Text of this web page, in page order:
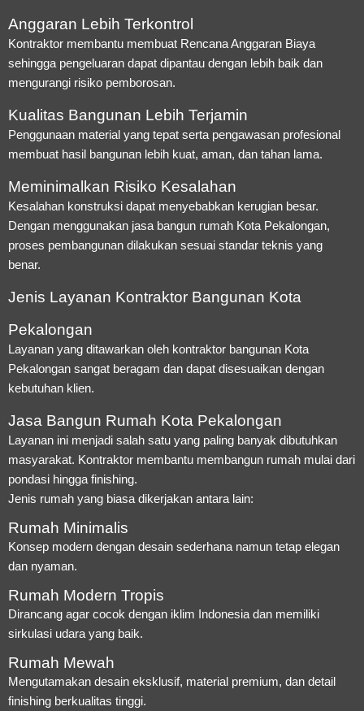
Anggaran Lebih Terkontrol
Kontraktor membantu membuat Rencana Anggaran Biaya
sehingga pengeluaran dapat dipantau dengan lebih baik dan
mengurangi risiko pemborosan.
Kualitas Bangunan Lebih Terjamin
Penggunaan material yang tepat serta pengawasan profesional
membuat hasil bangunan lebih kuat, aman, dan tahan lama.
Meminimalkan Risiko Kesalahan
Kesalahan konstruksi dapat menyebabkan kerugian besar.
Dengan menggunakan jasa bangun rumah Kota Pekalongan,
proses pembangunan dilakukan sesuai standar teknis yang
benar.
Jenis Layanan Kontraktor Bangunan Kota
Pekalongan
Layanan yang ditawarkan oleh kontraktor bangunan Kota
Pekalongan sangat beragam dan dapat disesuaikan dengan
kebutuhan klien.
Jasa Bangun Rumah Kota Pekalongan
Layanan ini menjadi salah satu yang paling banyak dibutuhkan
masyarakat. Kontraktor membantu membangun rumah mulai dari
pondasi hingga finishing.
Jenis rumah yang biasa dikerjakan antara lain:
Rumah Minimalis
Konsep modern dengan desain sederhana namun tetap elegan
dan nyaman.
Rumah Modern Tropis
Dirancang agar cocok dengan iklim Indonesia dan memiliki
sirkulasi udara yang baik.
Rumah Mewah
Mengutamakan desain eksklusif, material premium, dan detail
finishing berkualitas tinggi.